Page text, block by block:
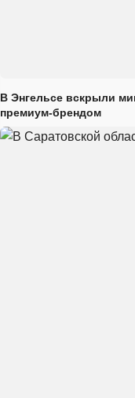
В Энгельсе вскрыли
премиум-брендом